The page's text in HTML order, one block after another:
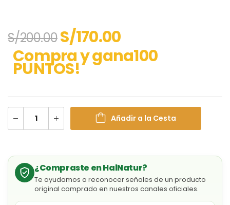
S/200.00S/170.00
Compra y gana100
PUNTOS!
Añadir a la Cesta
¿Compraste en HalNatur?
Te ayudamos a reconocer señales de un producto
original comprado en nuestros canales oficiales.